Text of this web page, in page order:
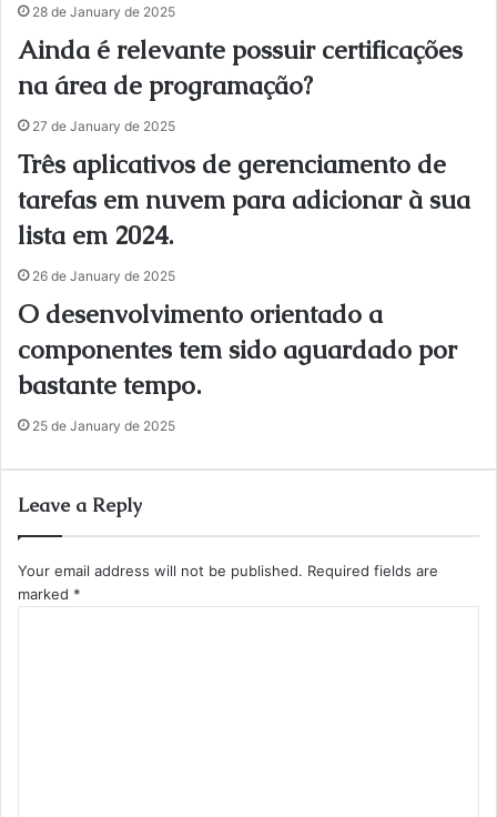
28 de January de 2025
Ainda é relevante possuir certificações
na área de programação?
27 de January de 2025
Três aplicativos de gerenciamento de
tarefas em nuvem para adicionar à sua
lista em 2024.
26 de January de 2025
O desenvolvimento orientado a
componentes tem sido aguardado por
bastante tempo.
25 de January de 2025
Leave a Reply
Your email address will not be published. Required fields are
marked *